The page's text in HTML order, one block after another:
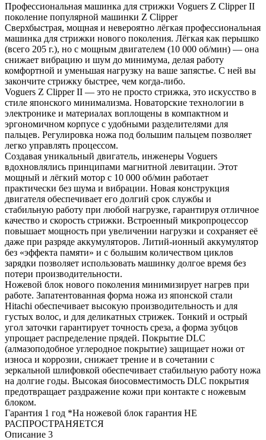
Профессиональная машинка для стрижки Voguers Z Clipper II
поколение популярной машинки Z Clipper
Сверхбыстрая, мощная и невероятно лёгкая профессиональная
машинка для стрижки нового поколения. Лёгкая как перышко
(всего 205 г.), но с мощным двигателем (10 000 об/мин) — она
снижает вибрацию и шум до минимума, делая работу
комфортной и уменьшая нагрузку на ваше запястье. С ней вы
закончите стрижку быстрее, чем когда-либо.
Voguers Z Clipper II — это не просто стрижка, это искусство в
стиле японского минимализма. Новаторские технологии в
электронике и материалах воплощены в компактном и
эргономичном корпусе с удобными разделителями для
пальцев. Регулировка ножа под большим пальцем позволяет
легко управлять процессом.
Создавая уникальный двигатель, инженеры Voguers
вдохновлялись принципами магнитной левитации. Этот
мощный и лёгкий мотор с 10 000 об/мин работает
практически без шума и вибрации. Новая конструкция
двигателя обеспечивает его долгий срок службы и
стабильную работу при любой нагрузке, гарантируя отличное
качество и скорость стрижки. Встроенный микропроцессор
повышает мощность при увеличении нагрузки и сохраняет её
даже при разряде аккумуляторов. Литий-ионный аккумулятор
без «эффекта памяти» и с большим количеством циклов
зарядки позволяет использовать машинку долгое время без
потери производительности.
Ножевой блок нового поколения минимизирует нагрев при
работе. Запатентованная форма ножа из японской стали
Hitachi обеспечивает высокую производительность и для
густых волос, и для деликатных стрижек. Тонкий и острый
угол заточки гарантирует точность среза, а форма зубцов
упрощает распределение прядей. Покрытие DLС
(алмазоподобное углеродное покрытие) защищает ножи от
износа и коррозии, снижает трение и в сочетании с
зеркальной шлифовкой обеспечивает стабильную работу ножа
на долгие годы. Высокая биосовместимость DLС покрытия
предотвращает раздражение кожи при контакте с ножевым
блоком.
Гарантия 1 год *На ножевой блок гарантия НЕ
РАСПРОСТРАНЯЕТСЯ
Описание 3